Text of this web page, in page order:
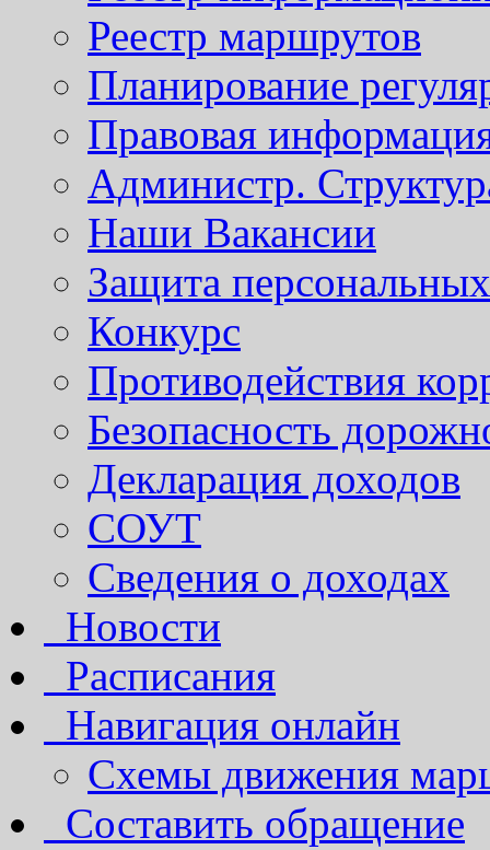
Реестр маршрутов
Планирование
Правовая
Администр.
Наши Вакансии
Защита
Конкурс
Противодействия
Безопасность
Декларация доходов
СОУТ
Сведения о доходах
Новости
Расписания
Навигация онлайн
Схемы движения
Составить обращение